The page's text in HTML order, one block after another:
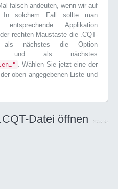
falsch andeuten, wenn wir auf
solchem Fall sollte man
Applikation
rechten Maustaste die .CQT-
nächstes die Option
und als nächstes
. Wählen Sie jetzt eine der
oben angegebenen Liste und
Datei öffnen